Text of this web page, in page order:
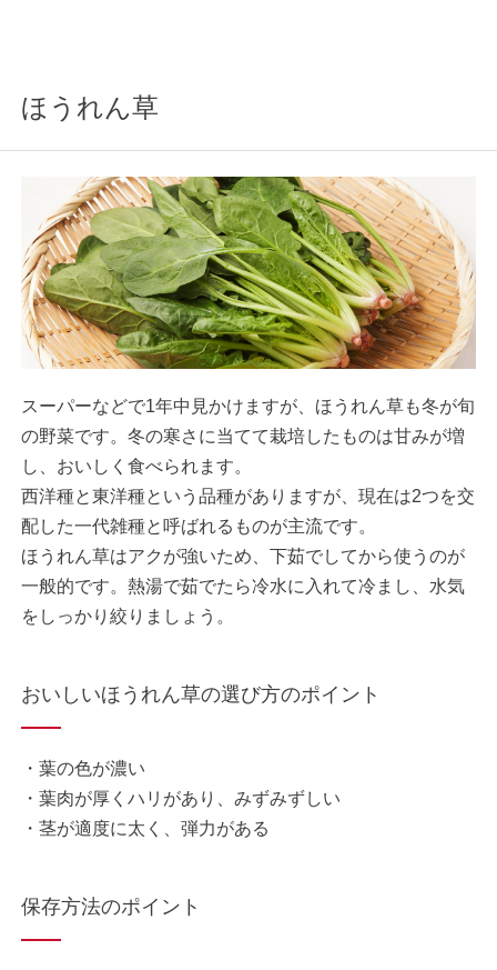
ほうれん草
スーパーなどで1年中見かけますが、ほうれん草も冬が旬
の野菜です。冬の寒さに当てて栽培したものは甘みが増
し、おいしく食べられます。
西洋種と東洋種という品種がありますが、現在は2つを交
配した一代雑種と呼ばれるものが主流です。
ほうれん草はアクが強いため、下茹でしてから使うのが
一般的です。熱湯で茹でたら冷水に入れて冷まし、水気
をしっかり絞りましょう。
おいしいほうれん草の選び方のポイント
・葉の色が濃い
・葉肉が厚くハリがあり、みずみずしい
・茎が適度に太く、弾力がある
保存方法のポイント